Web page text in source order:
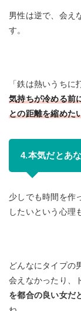
男性は逆で、会え
す。
「鉄は熱いうちに
気持ちが冷める前
との距離を縮めた
4.本気だとあ
少しでも時間を作
したいという心理
どんなにタイプの
会えなかったり、
を都合の良い女だ